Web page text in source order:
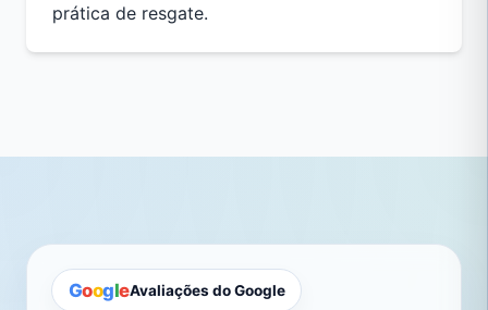
prática de resgate.
GoogleAvaliações do Google